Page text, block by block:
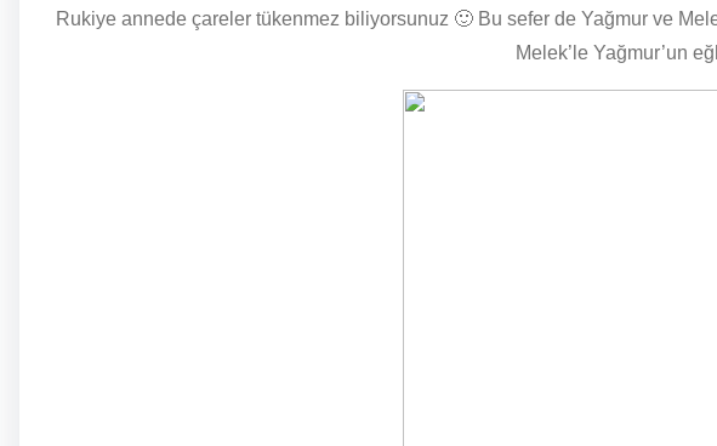
Rukiye annede çareler tükenmez biliyorsunuz 🙂 Bu sefer de Yağmur ve
Melek’le Yağmur’un